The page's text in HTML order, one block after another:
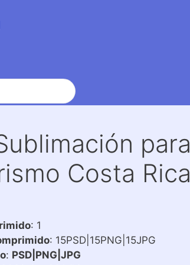
para
Costa Rica
: 1
: 15PSD|15PNG|15JPG
: PSD|PNG|JPG